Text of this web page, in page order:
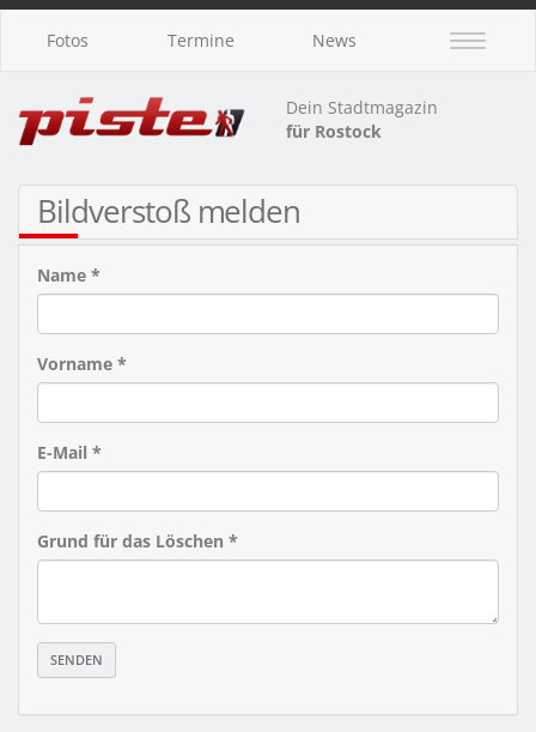
Fotos Termine News
Dein Stadtmagazin
für Rostock
Bildverstoß melden
Name *
Vorname *
E-Mail *
Grund für das Löschen *